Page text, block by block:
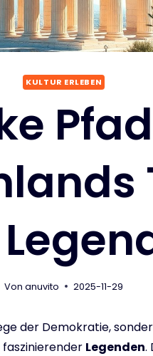
KULTUR ERLEBEN
Von anuvito 2025-11-29
der Demokratie,
faszinierender Legenden.